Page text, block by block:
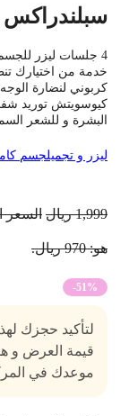
+
من اختيارك تنظيف
لنضارة الوجه
توريد شفايف
و للشعر السميك
و تجميلجسم كامل
ريال السعر الأصلي هو:
-51%
لتأكيد حجزك لهذا
قيمة العرض و هو
موعدك في المركز.